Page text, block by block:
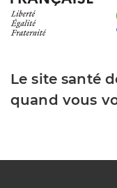
Le site santé
quand vous